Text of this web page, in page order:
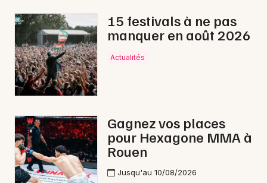
Expos
Sorties & loisirs
Lotos dans l' Eure
Lotos en Normandie
15 festivals à ne pas
manquer en août 2026
Actualités
Gagnez vos places
pour Hexagone MMA à
Rouen
Jusqu'au 10/08/2026